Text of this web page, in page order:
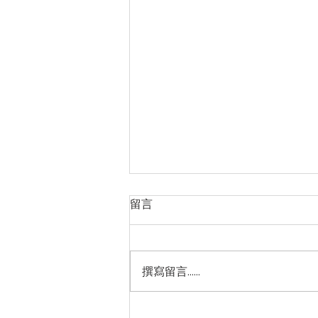
留言
撰寫留言......